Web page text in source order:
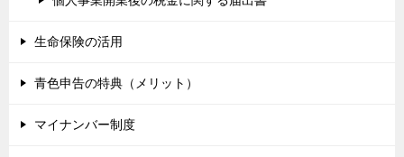
生命保険の活用
青色申告の特典（メリット）
マイナンバー制度